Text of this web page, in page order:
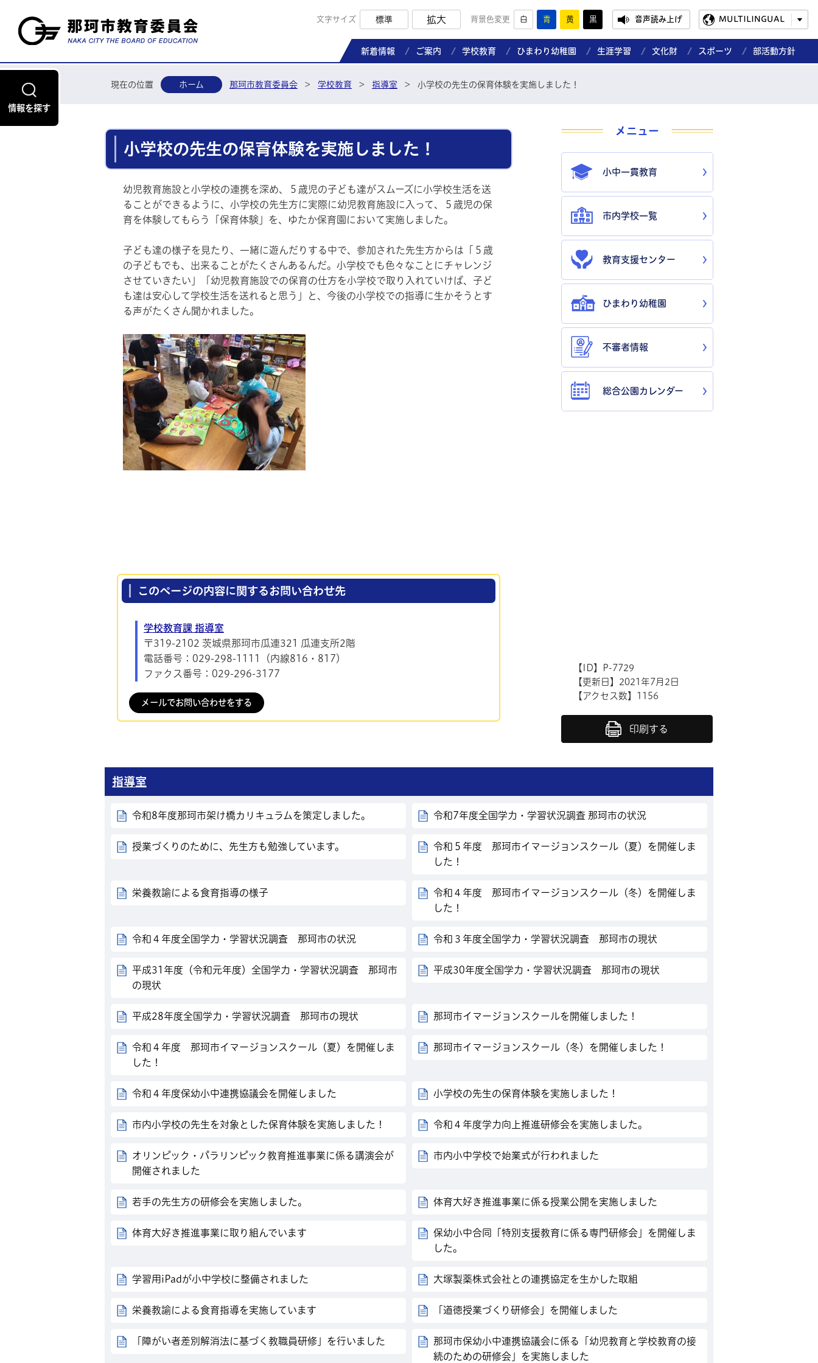
那珂市教育委員会ホームページ
文字サイズ 標準 拡大 背景色変更 白 青 黄 黒 音声読み上げ MULTILINGUAL
新着情報 ご案内 学校教育 ひまわり幼稚園 生涯学習 文化財 スポーツ 部活動方針
情報を探す
現在の位置 ホーム 那珂市教育委員会 > 学校教育 > 指導室 > 小学校の先生の保育体験を実施しました！
小学校の先生の保育体験を実施しました！
幼児教育施設と小学校の連携を深め、５歳児の子ども達がスムーズに小学校生活を送
ることができるように、小学校の先生方に実際に幼児教育施設に入って、５歳児の保
育を体験してもらう「保育体験」を、ゆたか保育園において実施しました。
子ども達の様子を見たり、一緒に遊んだりする中で、参加された先生方からは「５歳
の子どもでも、出来ることがたくさんあるんだ。小学校でも色々なことにチャレンジ
させていきたい」「幼児教育施設での保育の仕方を小学校で取り入れていけば、子ど
も達は安心して学校生活を送れると思う」と、今後の小学校での指導に生かそうとす
る声がたくさん聞かれました。
このページの内容に関するお問い合わせ先
学校教育課 指導室
〒319-2102 茨城県那珂市瓜連321 瓜連支所2階
電話番号：029-298-1111（内線816・817）
ファクス番号：029-296-3177
メールでお問い合わせをする
メニュー
小中一貫教育
市内学校一覧
教育支援センター
ひまわり幼稚園
不審者情報
総合公園カレンダー
【ID】
P-7729
【更新日】 2021年7月2日
【アクセス数】 1156
印刷する
指導室
令和8年度那珂市架け橋カリキュラムを策定しました。 令和7年度全国学力・学習状況調査 那珂市の状況
授業づくりのために、先生方も勉強しています。
令和５年度 那珂市イマージョンスクール（夏）を開催しま
した！
栄養教諭による食育指導の様子
令和４年度 那珂市イマージョンスクール（冬）を開催しま
した！
令和４年度全国学力・学習状況調査 那珂市の状況 令和３年度全国学力・学習状況調査 那珂市の現状
平成31年度（令和元年度）全国学力・学習状況調査 那珂市
の現状
平成30年度全国学力・学習状況調査 那珂市の現状
平成28年度全国学力・学習状況調査 那珂市の現状 那珂市イマージョンスクールを開催しました！
令和４年度 那珂市イマージョンスクール（夏）を開催しま
した！
那珂市イマージョンスクール（冬）を開催しました！
令和４年度保幼小中連携協議会を開催しました 小学校の先生の保育体験を実施しました！
市内小学校の先生を対象とした保育体験を実施しました！ 令和４年度学力向上推進研修会を実施しました。
オリンピック・パラリンピック教育推進事業に係る講演会が
開催されました
市内小中学校で始業式が行われました
若手の先生方の研修会を実施しました。 体育大好き推進事業に係る授業公開を実施しました
体育大好き推進事業に取り組んでいます
保幼小中合同「特別支援教育に係る専門研修会」を開催しま
した。
学習用iPadが小中学校に整備されました 大塚製薬株式会社との連携協定を生かした取組
栄養教諭による食育指導を実施しています 「道徳授業づくり研修会」を開催しました
「障がい者差別解消法に基づく教職員研修」を行いました
那珂市保幼小中連携協議会に係る「幼児教育と学校教育の接
続のための研修会」を実施しました